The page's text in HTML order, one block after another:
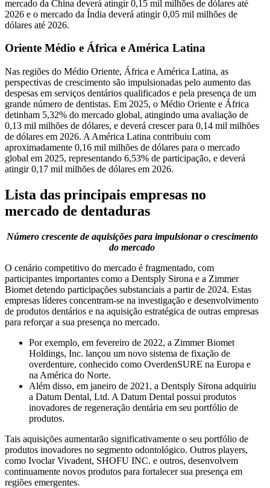
mercado da China deverá atingir 0,15 mil milhões de dólares até
2026 e o ​​mercado da Índia deverá atingir 0,05 mil milhões de
dólares até 2026.
Oriente Médio e África e América Latina
Nas regiões do Médio Oriente, África e América Latina, as
perspectivas de crescimento são impulsionadas pelo aumento das
despesas em serviços dentários qualificados e pela presença de um
grande número de dentistas. Em 2025, o Médio Oriente e África
detinham 5,32% do mercado global, atingindo uma avaliação de
0,13 mil milhões de dólares, e deverá crescer para 0,14 mil milhões
de dólares em 2026. A América Latina contribuiu com
aproximadamente 0,16 mil milhões de dólares para o mercado
global em 2025, representando 6,53% de participação, e deverá
atingir 0,17 mil milhões de dólares em 2026.
Lista das principais empresas no
mercado de dentaduras
Número crescente de aquisições para impulsionar o crescimento
do mercado
O cenário competitivo do mercado é fragmentado, com
participantes importantes como a Dentsply Sirona e a Zimmer
Biomet detendo participações substanciais a partir de 2024. Estas
empresas líderes concentram-se na investigação e desenvolvimento
de produtos dentários e na aquisição estratégica de outras empresas
para reforçar a sua presença no mercado.
Por exemplo, em fevereiro de 2022, a Zimmer Biomet
Holdings, Inc. lançou um novo sistema de fixação de
overdenture, conhecido como OverdenSURE na Europa e
na América do Norte.
Além disso, em janeiro de 2021, a Dentsply Sirona adquiriu
a Datum Dental, Ltd. A Datum Dental possui produtos
inovadores de regeneração dentária em seu portfólio de
produtos.
Tais aquisições aumentarão significativamente o seu portfólio de
produtos inovadores no segmento odontológico. Outros players,
como Ivoclar Vivadent, SHOFU INC. e outros, desenvolvem
continuamente novos produtos para fortalecer sua presença em
regiões emergentes.